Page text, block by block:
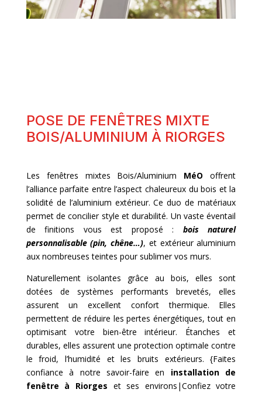
POSE DE FENÊTRES MIXTE
BOIS/ALUMINIUM À RIORGES
Les fenêtres mixtes Bois/Aluminium MéO offrent
l’alliance parfaite entre l’aspect chaleureux du bois et la
solidité de l’aluminium extérieur. Ce duo de matériaux
permet de concilier style et durabilité. Un vaste éventail
de finitions vous est proposé : bois naturel
personnalisable (pin, chêne…), et extérieur aluminium
aux nombreuses teintes pour sublimer vos murs.
Naturellement isolantes grâce au bois, elles sont
dotées de systèmes performants brevetés, elles
assurent un excellent confort thermique. Elles
permettent de réduire les pertes énergétiques, tout en
optimisant votre bien-être intérieur. Étanches et
durables, elles assurent une protection optimale contre
le froid, l’humidité et les bruits extérieurs. {Faites
confiance à notre savoir-faire en installation de
fenêtre à Riorges et ses environs|Confiez votre